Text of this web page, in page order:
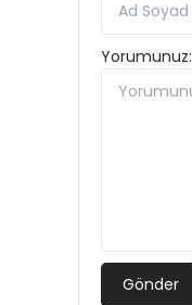
Yorumunuz:
Gönder